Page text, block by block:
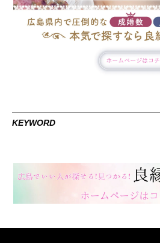
KEYWORD